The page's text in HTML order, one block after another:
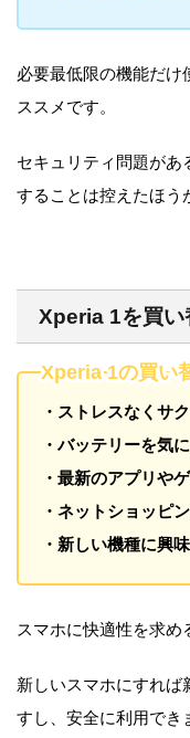
必要最低限の機能だけ
ススメです。
セキュリティ問題があ
することは控えたほう
Xperia 1を買い
Xperia 1の買い
・ストレスなくサ
・バッテリーを気
・最新のアプリや
・ネットショッピ
・新しい機種に興
スマホに快適性を求め
新しいスマホにすれば
すし、安全に利用でき